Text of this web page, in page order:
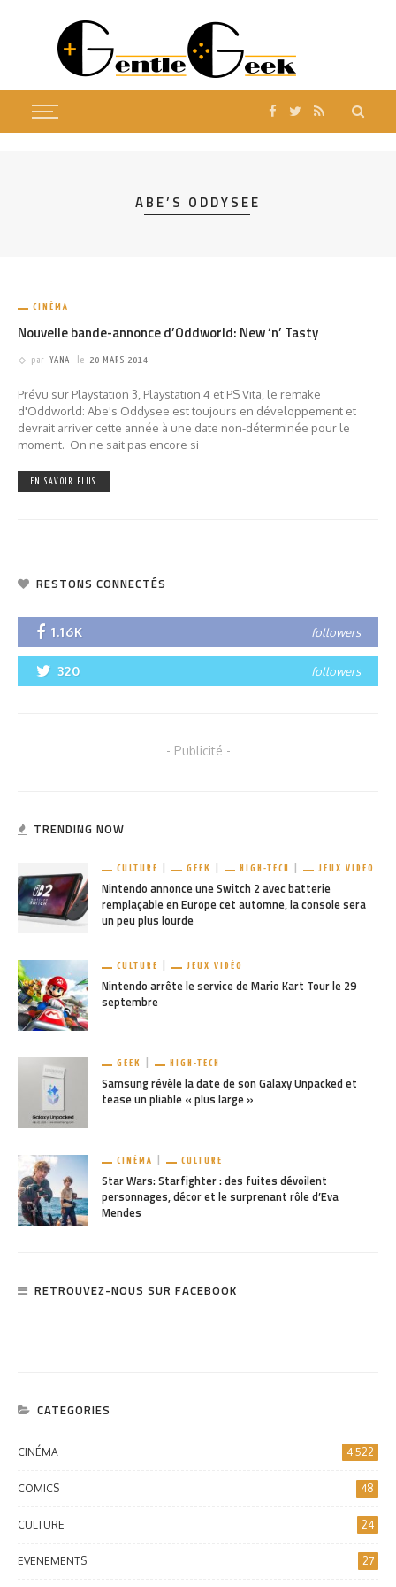
ABE’S ODDYSEE
CINÉMA
Nouvelle bande-annonce d’Oddworld: New ‘n’ Tasty
par YANA le 20 MARS 2014
Prévu sur Playstation 3, Playstation 4 et PS Vita, le remake
d'Oddworld: Abe's Oddysee est toujours en développement et
devrait arriver cette année à une date non-déterminée pour le
moment. On ne sait pas encore si
EN SAVOIR PLUS
RESTONS CONNECTÉS
1.16K followers
320 followers
- Publicité -
TRENDING NOW
CULTURE GEEK HIGH-TECH JEUX VIDÉO
Nintendo annonce une Switch 2 avec batterie
remplaçable en Europe cet automne, la console sera
un peu plus lourde
CULTURE JEUX VIDÉO
Nintendo arrête le service de Mario Kart Tour le 29
septembre
GEEK HIGH-TECH
Samsung révèle la date de son Galaxy Unpacked et
tease un pliable « plus large »
CINÉMA CULTURE
Star Wars: Starfighter : des fuites dévoilent
personnages, décor et le surprenant rôle d’Eva
Mendes
RETROUVEZ-NOUS SUR FACEBOOK
CATEGORIES
CINÉMA 4 522
COMICS 48
CULTURE 24
EVENEMENTS 27